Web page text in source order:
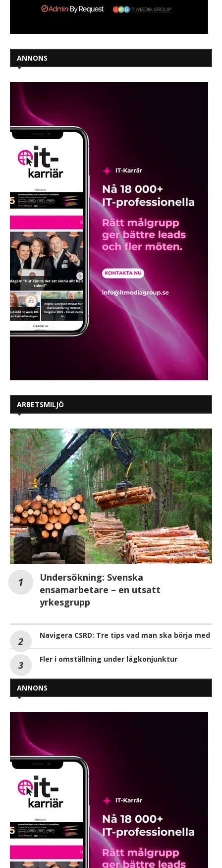
ANNONS
ARBETSMILJÖ
Undersökning: Svenska
ensamarbetare – en utsatt
yrkesgrupp
Navigera CSRD: Tre tips vad man ska börja med
Fler i omställning under lågkonjunktur
ANNONS